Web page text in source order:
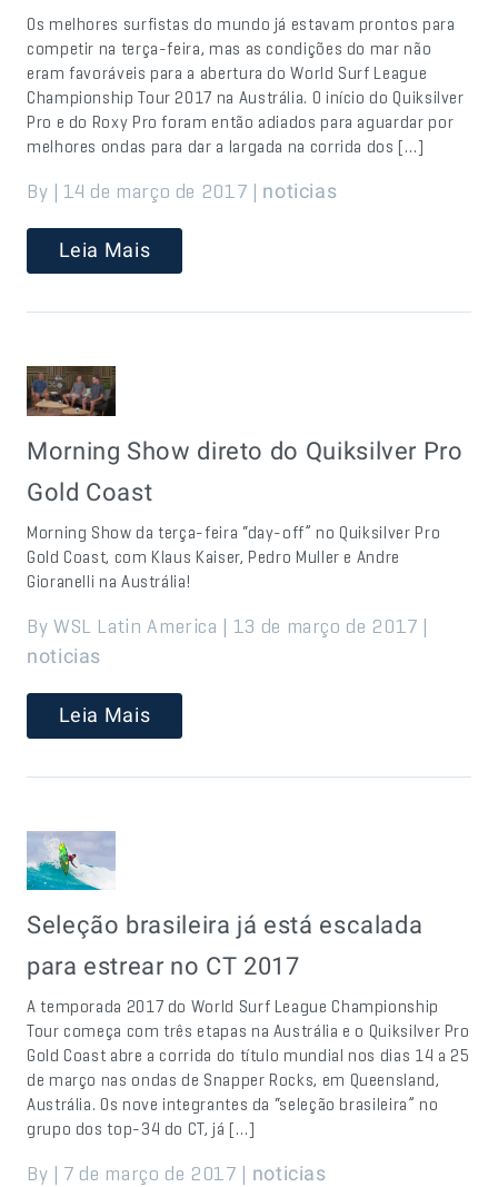
Os melhores surfistas do mundo já estavam prontos para
competir na terça-feira, mas as condições do mar não
eram favoráveis para a abertura do World Surf League
Championship Tour 2017 na Austrália. O início do Quiksilver
Pro e do Roxy Pro foram então adiados para aguardar por
melhores ondas para dar a largada na corrida dos […]
By | 14 de março de 2017 | noticias
Leia Mais
Morning Show direto do Quiksilver Pro
Gold Coast
Morning Show da terça-feira “day-off” no Quiksilver Pro
Gold Coast, com Klaus Kaiser, Pedro Muller e Andre
Gioranelli na Austrália!
By WSL Latin America | 13 de março de 2017 |
noticias
Leia Mais
Seleção brasileira já está escalada
para estrear no CT 2017
A temporada 2017 do World Surf League Championship
Tour começa com três etapas na Austrália e o Quiksilver Pro
Gold Coast abre a corrida do título mundial nos dias 14 a 25
de março nas ondas de Snapper Rocks, em Queensland,
Austrália. Os nove integrantes da “seleção brasileira” no
grupo dos top-34 do CT, já […]
By | 7 de março de 2017 | noticias